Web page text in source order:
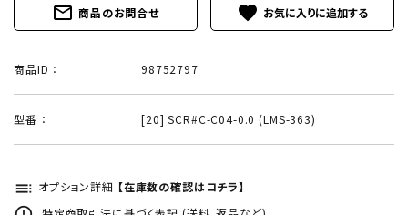
mail_outline 商品のお問合せ favorite
商品ID ： 98752797
型番 ： [20] SCR#C-C04-0.0 (LMS-363)
toc オプション詳細 【在庫数の確認はコチラ】